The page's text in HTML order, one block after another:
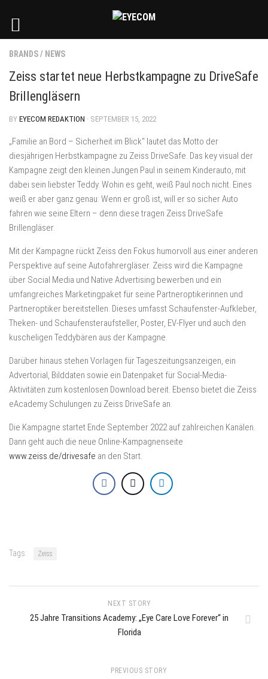
BRANDS/ NEWS
Zeiss startet neue Herbstkampagne zu DriveSafe
Brillengläsern
BY EYECOM REDAKTION · SEPTEMBER 15, 2022
„Familie an Bord – Sicherheit im Blick“ lautet das Motto der
diesjährigen Herbstkampagne zu Zeiss DriveSafe. Das key visual der
Kampagne zeigt den kleinen Jungen Paul in seinem Kinderauto, mit
dabei sein liebster Teddy. Wohin es geht, weiß Paul noch nicht. Eines
weiß er aber ganz genau: Wenn er groß ist, will er so sicher Auto
fahren wie seine Eltern – denn diese tragen Zeiss DriveSafe
Brillengläser.
Mit der Kampagne rückt Zeiss den Fokus humorvoll aus einer anderen
Perspektive auf seine Autofahrergläser. Zeiss wird die Kampagne
über Social Media und Native Advertising bewerben und ein
umfangreiches Marketingpaket für seine Partneroptikerinnen und
Partneroptiker bereitstellen. Dieses umfasst Schaufenster-Aufkleber,
Theken- und Schaufensteraufsteller, Poster, EV-Flyer und auch den
kuscheligen Teddybären aus der Kampagne.
Darüber hinaus stehen Vorlagen für Tageszeitungsanzeigen, ein
Advertorial, Bilddaten sowie ein Datenpaket für Social-Media-
Aktivitäten zum kostenlosen Download bereit. Ebenso bietet die Zeiss
eAcademy Schulungen zu Zeiss DriveSafe an.
Die Kampagne startet Ende September 2022 auf zahlreichen Kanälen.
Dann geht auch die neue Online-Kampagnenseite
www.zeiss.de/drivesafe an den Start.
Tags: Zeiss
NEXT STORY
25 Jahre Transitions Academy: „Eye Care Love Forever“ in
Florida
PREVIOUS STORY